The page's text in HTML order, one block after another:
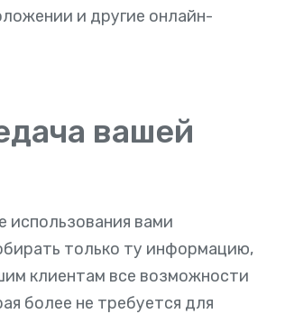
и другие онлайн-
вашей
вами
только ту информацию,
клиентам все возможности
более не требуется для